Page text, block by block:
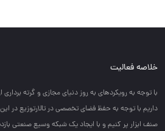
خلاصه فعالیت
با توجه به رويكردهاي به روز دنياي مجازي و گرته
داريم با توجه به حفظ فضاي تخصصي در تالارتوزيع در
صنف ابزار پر كنيم و با ايجاد يك شبكه وسيع صنعتي